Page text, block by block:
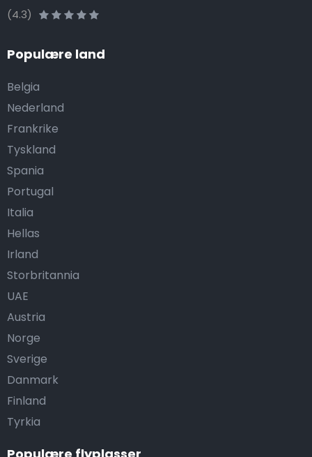
(4.3)
Populære land
Belgia
Nederland
Frankrike
Tyskland
Spania
Portugal
Italia
Hellas
Irland
Storbritannia
UAE
Austria
Norge
Sverige
Danmark
Finland
Tyrkia